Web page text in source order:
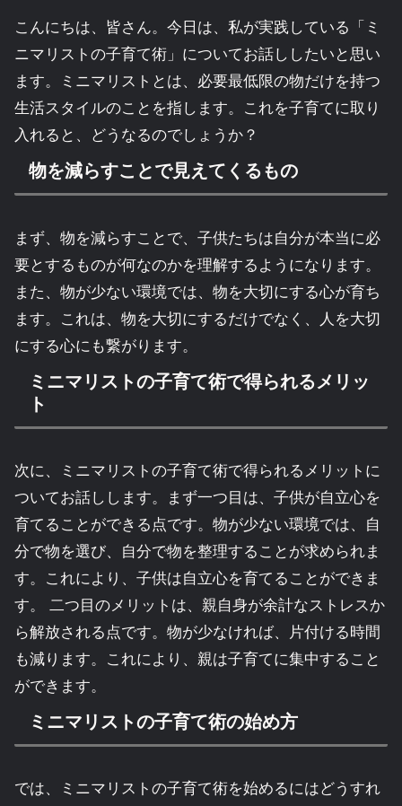
こんにちは、皆さん。今日は、私が実践している「ミ
ニマリストの子育て術」についてお話ししたいと思い
ます。ミニマリストとは、必要最低限の物だけを持つ
生活スタイルのことを指します。これを子育てに取り
入れると、どうなるのでしょうか？
物を減らすことで見えてくるもの
まず、物を減らすことで、子供たちは自分が本当に必
要とするものが何なのかを理解するようになります。
また、物が少ない環境では、物を大切にする心が育ち
ます。これは、物を大切にするだけでなく、人を大切
にする心にも繋がります。
ミニマリストの子育て術で得られるメリッ
ト
次に、ミニマリストの子育て術で得られるメリットに
ついてお話しします。まず一つ目は、子供が自立心を
育てることができる点です。物が少ない環境では、自
分で物を選び、自分で物を整理することが求められま
す。これにより、子供は自立心を育てることができま
す。 二つ目のメリットは、親自身が余計なストレスか
ら解放される点です。物が少なければ、片付ける時間
も減ります。これにより、親は子育てに集中すること
ができます。
ミニマリストの子育て術の始め方
では、ミニマリストの子育て術を始めるにはどうすれ